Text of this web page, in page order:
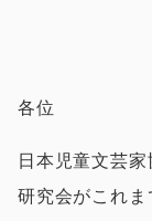
各位
日本児童文芸
研究会がこれま